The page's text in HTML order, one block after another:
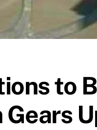
to